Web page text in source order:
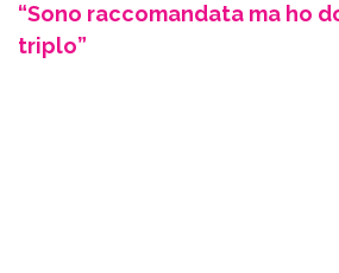
“Sono raccomandata ma ho
triplo”